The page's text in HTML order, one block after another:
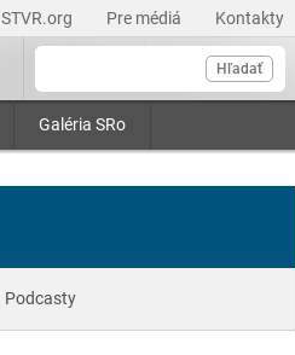
STVR.org Pre médiá Kontakty
Hľadať
Galéria SRo
Podcasty